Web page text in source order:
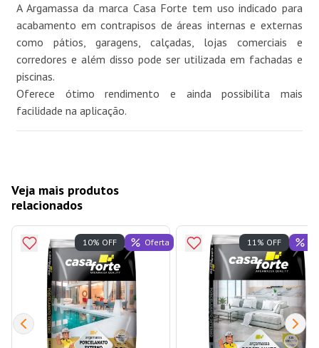
A Argamassa da marca Casa Forte tem uso indicado para
acabamento em contrapisos de áreas internas e externas
como pátios, garagens, calçadas, lojas comerciais e
corredores e além disso pode ser utilizada em fachadas e
piscinas.
Oferece ótimo rendimento e ainda possibilita mais
facilidade na aplicação.
Veja mais produtos
relacionados
10% OFF Oferta 11% OFF